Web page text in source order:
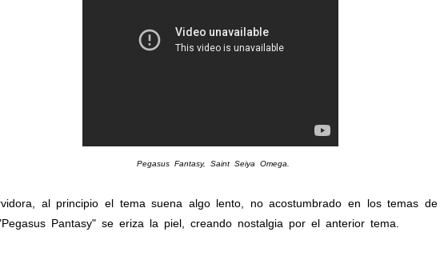
Pegasus Fantasy, Saint Seiya Omega.
al principio el tema suena algo lento, no acostumbrado en los temas de
Pantasy" se eriza la piel, creando nostalgia por el anterior tema.